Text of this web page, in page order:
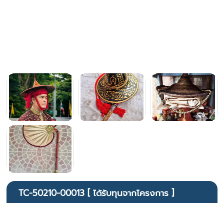
TC-50210-00013 [ ได้รับทุนจากโครงการ ]